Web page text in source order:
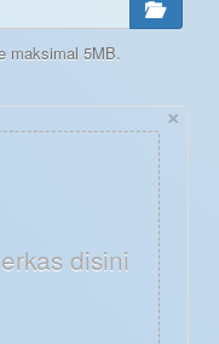
maksimal 5MB.
×
disini